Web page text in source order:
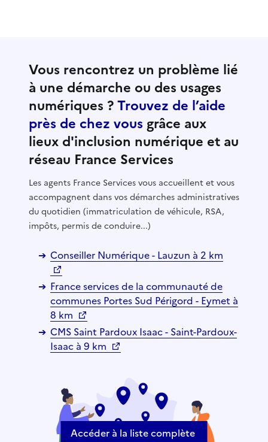
Vous rencontrez un problème lié
à une démarche ou des usages
numériques ?Trouvez de l’aide
près de chez vous grâce aux
lieux d'inclusion numérique et au
réseau France Services
Les agents France Services vous accueillent et vous
accompagnent dans vos démarches administratives
du quotidien (immatriculation de véhicule, RSA,
impôts, permis de conduire...)
Conseiller Numérique - Lauzun à 2 km
France services de la communauté de
communes Portes Sud Périgord - Eymet à
8 km
CMS Saint Pardoux Isaac - Saint-Pardoux-
Isaac à 9 km
Accéder à la liste complète